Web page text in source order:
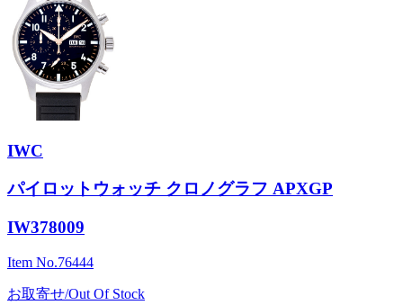
IWC
パイロットウォッチ クロノグラフ APXGP
IW378009
Item No.76444
お取寄せ/Out Of Stock